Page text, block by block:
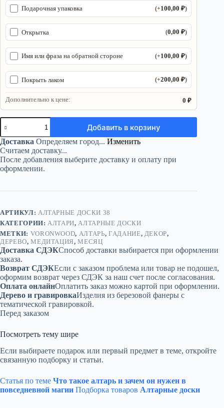
Подарочная упаковка (+100,00₽)
Открытка (0,00₽)
Имя или фраза на обратной стороне (+100,00₽)
Покрыть лаком (+200,00₽)
Дополнительно к цене: 0 ₽
Количество
товара
Алтарь
Месяц
—
Отражение
луны
Добавить в корзину
Доставка Определяем город... Изменить
Считаем доставку...
После добавления выберите доставку и оплату при
оформлении.
АРТИКУЛ: АЛТАРНЫЕ ДОСКИ 38
КАТЕГОРИИ:АЛТАРИ,АЛТАРНЫЕ ДОСКИ
МЕТКИ: VORONWOOD, АЛТАРЬ, ГАДАНИЕ, ДЕКОР,
ДЕРЕВО,МЕДИТАЦИЯ,МЕСЯЦ
Доставка СДЭКСпособ доставки выбирается при оформлении
заказа.
Возврат СДЭКЕсли с заказом проблема или товар не подошел,
оформим возврат через СДЭК за наш счет после согласования.
Оплата онлайнОплатить заказ можно картой при оформлении.
Дерево и гравировкаИзделия из березовой фанеры с
тематической гравировкой.
Перед заказом
Посмотреть тему шире
Если выбираете подарок или первый предмет в теме, откройте
связанную подборку и статьи.
Статья по теме Что такое алтарь и зачем он нужен в
повседневной магии Подборка товаров Алтарные доски